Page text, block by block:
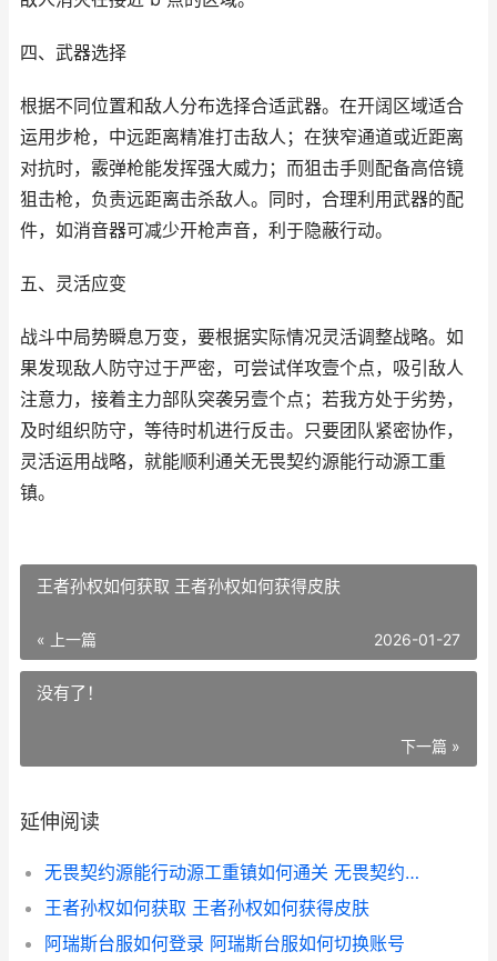
四、武器选择
根据不同位置和敌人分布选择合适武器。在开阔区域适合
运用步枪，中远距离精准打击敌人；在狭窄通道或近距离
对抗时，霰弹枪能发挥强大威力；而狙击手则配备高倍镜
狙击枪，负责远距离击杀敌人。同时，合理利用武器的配
件，如消音器可减少开枪声音，利于隐蔽行动。
五、灵活应变
战斗中局势瞬息万变，要根据实际情况灵活调整战略。如
果发现敌人防守过于严密，可尝试佯攻壹个点，吸引敌人
注意力，接着主力部队突袭另壹个点；若我方处于劣势，
及时组织防守，等待时机进行反击。只要团队紧密协作，
灵活运用战略，就能顺利通关无畏契约源能行动源工重
镇。
王者孙权如何获取 王者孙权如何获得皮肤
« 上一篇 2026-01-27
没有了！
下一篇 »
延伸阅读
无畏契约源能行动源工重镇如何通关 无畏契约源能行动云游戏
王者孙权如何获取 王者孙权如何获得皮肤
阿瑞斯台服如何登录 阿瑞斯台服如何切换账号